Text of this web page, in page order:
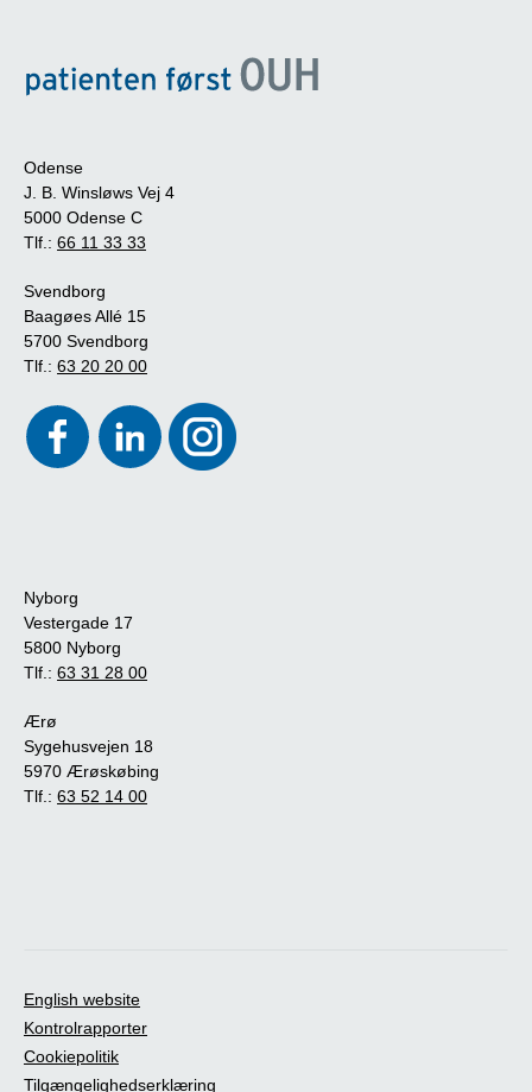
Odense
J. B. Winsløws Vej 4
5000 Odense C
Tlf.: 66 11 33 33
Svendborg
Baagøes Allé 15
5700 Svendborg
Tlf.: 63 20 20 00
Nyborg
Vestergade 17
5800 Nyborg
Tlf.: 63 31 28 00
Ærø
Sygehusvejen 18
5970 Ærøskøbing
Tlf.: 63 52 14 00
English website
Kontrolrapporter
Cookiepolitik
Tilgængelighedserklæring